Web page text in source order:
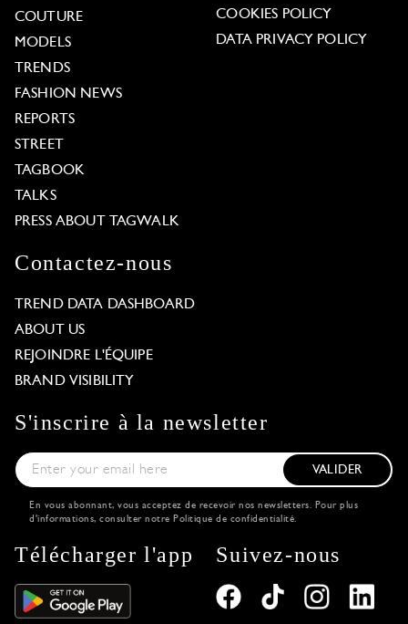
COUTURE
MODELS
TRENDS
FASHION NEWS
REPORTS
STREET
TAGBOOK
TALKS
PRESS ABOUT TAGWALK
COOKIES POLICY
DATA PRIVACY POLICY
Contactez-nous
TREND DATA DASHBOARD
ABOUT US
REJOINDRE L'ÉQUIPE
BRAND VISIBILITY
S'inscrire à la newsletter
VALIDER
En vous abonnant, vous acceptez de recevoir nos newsletters. Pour plus
d'informations, consulter notre Politique de confidentialité.
Télécharger l'app Suivez-nous